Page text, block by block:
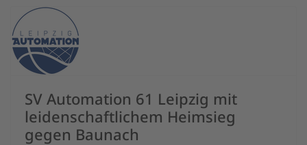
SV Automation 61 Leipzig mit
leidenschaftlichem Heimsieg
gegen Baunach